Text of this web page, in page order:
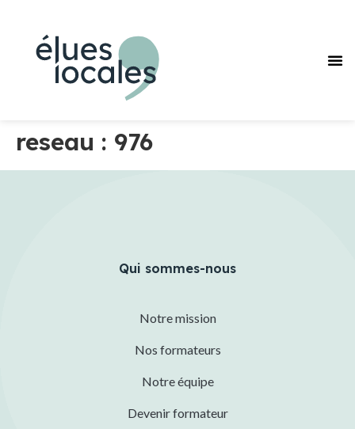
reseau : 976
Qui sommes-nous
Notre mission
Nos formateurs
Notre équipe
Devenir formateur